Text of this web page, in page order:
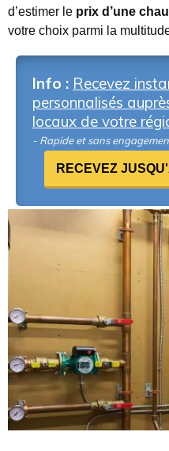
d’estimer le prix d’une
votre choix parmi la
Info : Recevez
personnalisés
locaux de votre
- Rapide et sans
RECEVEZ